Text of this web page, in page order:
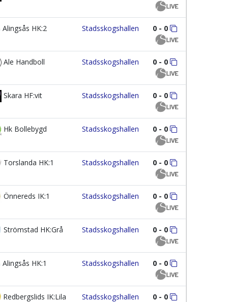
Alingsås HK:2 Stadsskogshallen 0 - 0
Ale Handboll Stadsskogshallen 0 - 0
Skara HF:vit Stadsskogshallen 0 - 0
Hk Bollebygd Stadsskogshallen 0 - 0
Torslanda HK:1 Stadsskogshallen 0 - 0
Önnereds IK:1 Stadsskogshallen 0 - 0
Strömstad HK:Grå Stadsskogshallen 0 - 0
Alingsås HK:1 Stadsskogshallen 0 - 0
Redbergslids IK:Lila Stadsskogshallen 0 - 0